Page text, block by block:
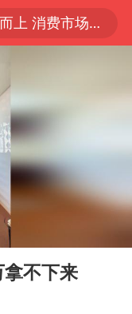
夏日经济乘热而上 消费市场向新而行
单元在京举办
奖最佳新人奖
白海豚对华东华北影响会大于巴威
》阵容官宣
姆普爆冷出局
不下来